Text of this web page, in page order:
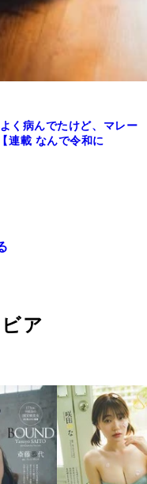
く病んでたけど、マレー
連載 なんで令和に
ア